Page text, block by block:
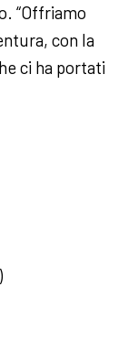
“Offriamo
con la
ci ha portati